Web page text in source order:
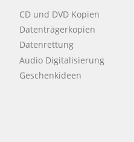
CD und DVD Kopien
Datenträgerkopien
Datenrettung
Audio Digitalisierung
Geschenkideen